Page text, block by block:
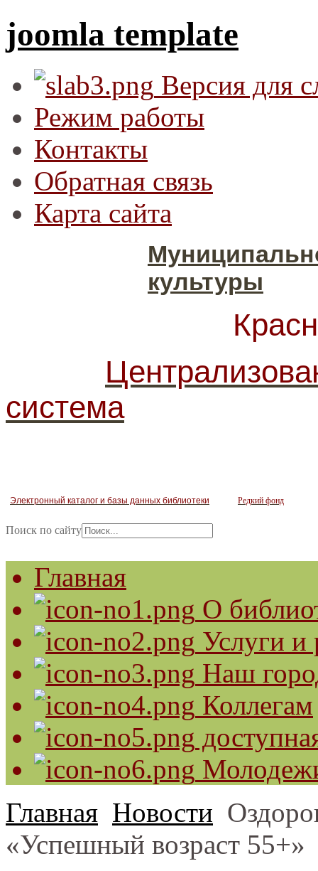
joomla template
Версия для
Режим работы
Контакты
Обратная связь
Карта сайта
культуры
система
Электронный каталог и базы данных библиотеки Редкий фонд
Поиск по сайту
Главная
О
Услуги и
Наш
Коллегам
Главная Новости
«Успешный возраст 55+»